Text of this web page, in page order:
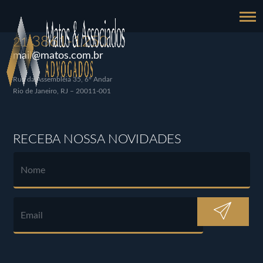
213861-1250
mail@matos.com.br
Rua da Assembléia 35, 6º Andar
Rio de Janeiro, RJ – 20011-001
RECEBA NOSSA NOVIDADES